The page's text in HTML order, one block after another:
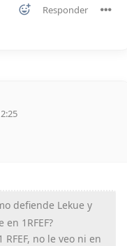
Responder
defiende Lekue y
1RFEF?
no le veo ni en